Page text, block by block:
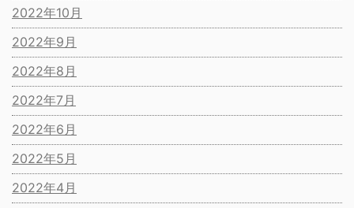
2022年10月
2022年9月
2022年8月
2022年7月
2022年6月
2022年5月
2022年4月